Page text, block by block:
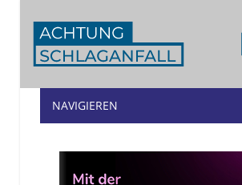
Achtung
NAVIGIEREN